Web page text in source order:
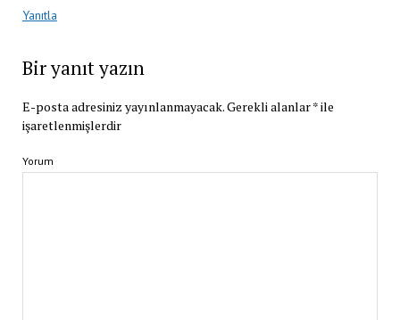
Yanıtla
Bir yanıt yazın
E-posta adresiniz yayınlanmayacak.Gerekli alanlar*ile
işaretlenmişlerdir
Yorum